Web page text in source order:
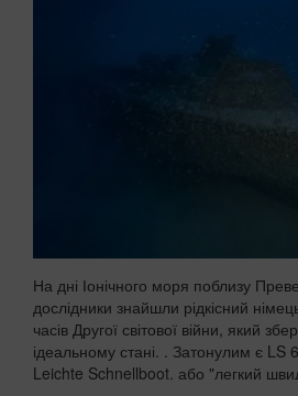
На дні Іонічного моря поблизу
дослідники знайшли рідкісний
часів Другої світової війни, який
ідеальному стані. . Затонулим є LS
Leichte Schnellboot, або "легкий